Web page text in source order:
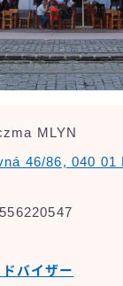
MLYN
46/86, 040 01
ドバイザー